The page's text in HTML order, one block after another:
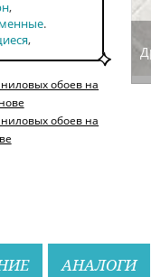
обоев на
обоев на
АНАЛОГИ